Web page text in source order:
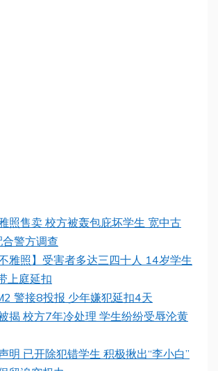
照售卖 校方被轰包庇坏学生 宽中古
警方调查
雅照】受害者多达三四十人 14岁学生
上庭延扣
警接8投报 少年嫌犯延扣4天
揭 校方7年冷处理 学生纷纷受辱沦黄
明 已开除犯错学生 积极揪出“李小白”